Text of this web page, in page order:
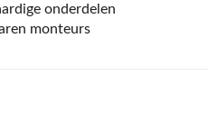
onderdelen
monteurs